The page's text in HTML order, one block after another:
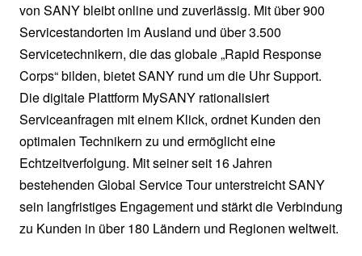
von SANY bleibt online und zuverlässig. Mit über 900
Servicestandorten im Ausland und über 3.500
Servicetechnikern, die das globale „Rapid Response
Corps“ bilden, bietet SANY rund um die Uhr Support.
Die digitale Plattform MySANY rationalisiert
Serviceanfragen mit einem Klick, ordnet Kunden den
optimalen Technikern zu und ermöglicht eine
Echtzeitverfolgung. Mit seiner seit 16 Jahren
bestehenden Global Service Tour unterstreicht SANY
sein langfristiges Engagement und stärkt die Verbindung
zu Kunden in über 180 Ländern und Regionen weltweit.